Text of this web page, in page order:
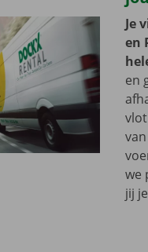
Je
en
en
we
jij